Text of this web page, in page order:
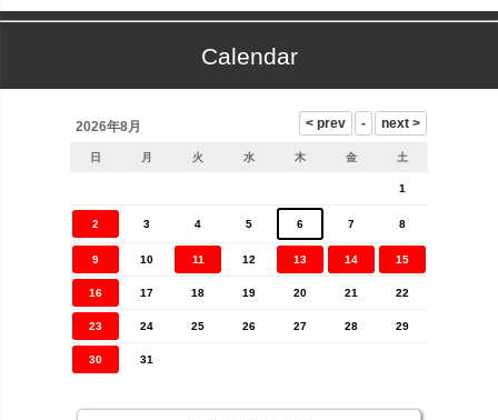
Calendar
2026年8月
日 月 火 水 木 金 土
1
2 3 4 5 6 7 8
9 10 11 12 13 14 15
16 17 18 19 20 21 22
23 24 25 26 27 28 29
30 31